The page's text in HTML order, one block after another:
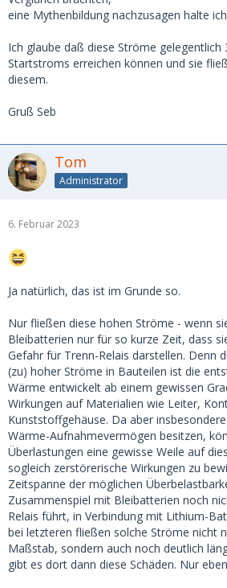
eine Mythenbildung nachzusagen halte
Ich glaube daß diese Ströme gelegentlich
Startstroms erreichen können und sie
diesem.
Gruß Seb
Tom
Administrator
6. Februar 2023
Ja natürlich, das ist im Grunde so.
Nur fließen diese hohen Ströme - wenn
Bleibatterien nur für so kurze Zeit, dass
Gefahr für Trenn-Relais darstellen. Denn
(zu) hoher Ströme in Bauteilen ist die
Wärme entwickelt ab einem gewissen
Wirkungen auf Materialien wie Leiter,
Kunststoffgehäuse. Da aber
Wärme-Aufnahmevermögen besitzen,
Überlastungen eine gewisse Weile auf
sogleich zerstörerische Wirkungen zu
Zeitspanne der möglichen
Zusammenspiel mit Bleibatterien noch
Relais führt, in Verbindung mit Lithium-
bei letzteren fließen solche Ströme nicht
Maßstab, sondern auch noch deutlich
gibt es dort dann diese Schäden. Nur